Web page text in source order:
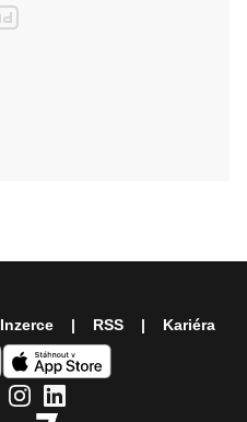
Inzerce RSS Kariéra